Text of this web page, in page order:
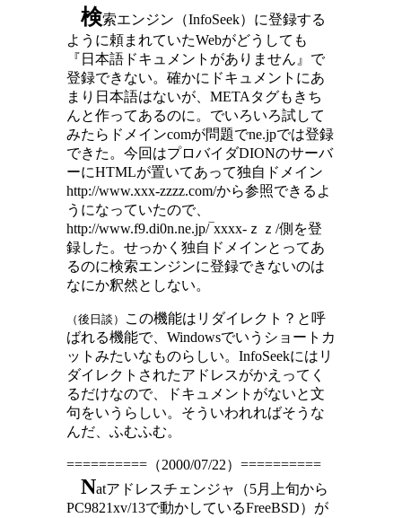
検索エンジン（InfoSeek）に登録する
ように頼まれていたWebがどうしても
『日本語ドキュメントがありません』で
登録できない。確かにドキュメントにあ
まり日本語はないが、METAタグもきち
んと作ってあるのに。でいろいろ試して
みたらドメインcomが問題でne.jpでは登録
できた。今回はプロバイダDIONのサーバ
ーにHTMLが置いてあって独自ドメイン
http://www.xxx-zzzz.com/から参照できるよ
うになっていたので、
http://www.f9.di0n.ne.jp/‾xxxx-ｚｚ/側を登
録した。せっかく独自ドメインとってあ
るのに検索エンジンに登録できないのは
なにか釈然としない。
（後日談）
この機能はリダイレクト？と呼
ばれる機能で、Windowsでいうショートカ
ットみたいなものらしい。InfoSeekにはリ
ダイレクトされたアドレスがかえってく
るだけなので、ドキュメントがないと文
句をいうらしい。そういわれればそうな
んだ、ふむふむ。
==========（2000/07/22）==========
Natアドレスチェンジャ（5月上旬から
PC9821xv/13で動かしているFreeBSD）が